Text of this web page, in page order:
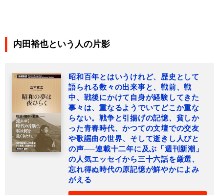
内田裕也という人の片影
昭和百年とはいうけれど、歴史として
語られる数々の出来事と、戦前、戦
中、戦後にかけて自身が経験してきた
事々は、重なるようでいてどこか重な
らない。戦争と引揚げの記憶、貧しか
った青春時代、かつての文壇での交友
や歌謡曲の世界、そして逝きし人びと
の声──連載十二年に及ぶ「週刊新潮」
の人気エッセイから三十六話を厳選、
忘れ得ぬ時代の原記憶が鮮やかによみ
がえる